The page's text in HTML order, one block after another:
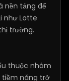
nền tảng để
như Lotte
trường.
thuộc nhóm
tiềm năng trở